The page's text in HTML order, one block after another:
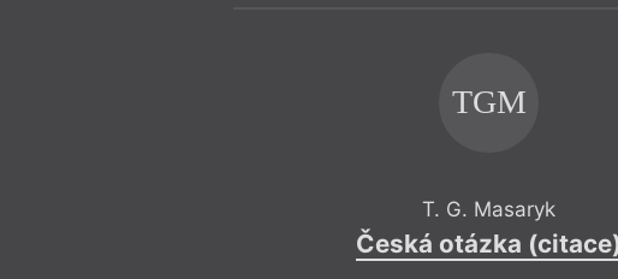
TGM
T. G. Masaryk
Česká otázka